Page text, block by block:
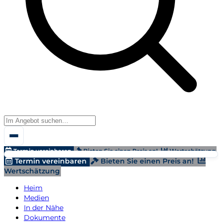
Termin vereinbaren Bieten Sie einen Preis an! Wertschätzung
Termin vereinbaren
Bieten Sie einen Preis an!
Wertschätzung
Heim
Medien
In der Nähe
Dokumente